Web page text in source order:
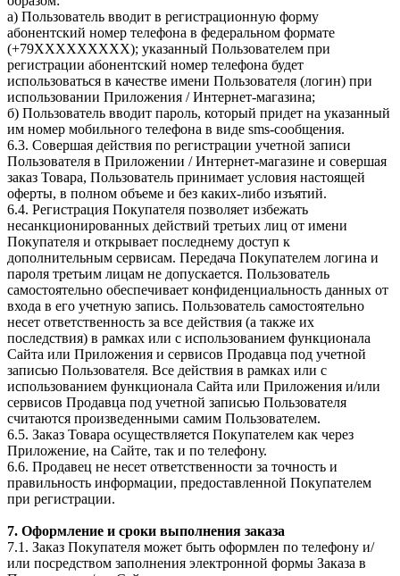
а) Пользователь вводит в регистрационную форму
абонентский номер телефона в федеральном формате
(+79ХХХХХХХХХ); указанный Пользователем при
регистрации абонентский номер телефона будет
использоваться в качестве имени Пользователя (логин) при
использовании Приложения / Интернет-магазина;
б) Пользователь вводит пароль, который придет на указанный
им номер мобильного телефона в виде sms-сообщения.
6.3. Совершая действия по регистрации учетной записи
Пользователя в Приложении / Интернет-магазине и совершая
заказ Товара, Пользователь принимает условия настоящей
оферты, в полном объеме и без каких-либо изъятий.
6.4. Регистрация Покупателя позволяет избежать
несанкционированных действий третьих лиц от имени
Покупателя и открывает последнему доступ к
дополнительным сервисам. Передача Покупателем логина и
пароля третьим лицам не допускается. Пользователь
самостоятельно обеспечивает конфиденциальность данных от
входа в его учетную запись. Пользователь самостоятельно
несет ответственность за все действия (а также их
последствия) в рамках или с использованием функционала
Сайта или Приложения и сервисов Продавца под учетной
записью Пользователя. Все действия в рамках или с
использованием функционала Сайта или Приложения и/или
сервисов Продавца под учетной записью Пользователя
считаются произведенными самим Пользователем.
6.5. Заказ Товара осуществляется Покупателем как через
Приложение, на Сайте, так и по телефону.
6.6. Продавец не несет ответственности за точность и
правильность информации, предоставленной Покупателем
при регистрации.
7. Оформление и сроки выполнения заказа
7.1. Заказ Покупателя может быть оформлен по телефону и/
или посредством заполнения электронной формы Заказа в